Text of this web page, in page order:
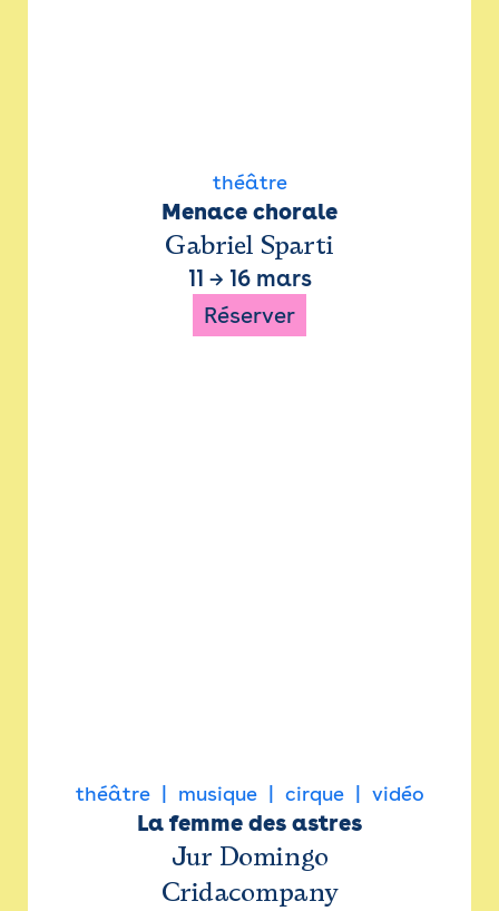
théâtre
Menace chorale
Gabriel Sparti
11 → 16 mars
Réserver
théâtre musique cirque vidéo
La femme des astres
Jur Domingo
Cridacompany